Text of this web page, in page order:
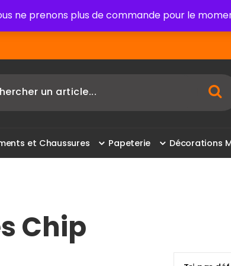
ne prenons plus de commande pour le
ents et Chaussures Papeterie Décorations
Chip